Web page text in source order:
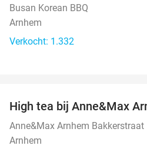
Busan Korean BBQ
Arnhem
Verkocht: 1.332
High tea bij Anne&Max
Anne&Max Arnhem Bakkerstraat
Arnhem